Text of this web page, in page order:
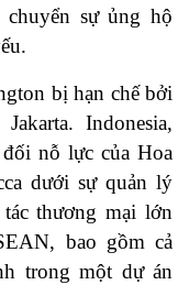
sự ủng hộ
bị hạn chế bởi
Indonesia,
đối nỗ lực của Hoa
dưới sự quản lý
thương mại lớn
bao gồm cả
trong một dự án